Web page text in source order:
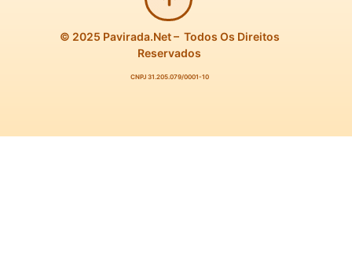
© 2025 Pavirada.net – Todos Os Direitos
Reservados
CNPJ 31.205.079/0001-10